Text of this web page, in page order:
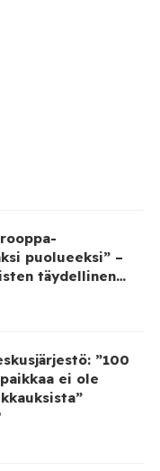
puolueeksi” –
täydellinen
”100
ei ole